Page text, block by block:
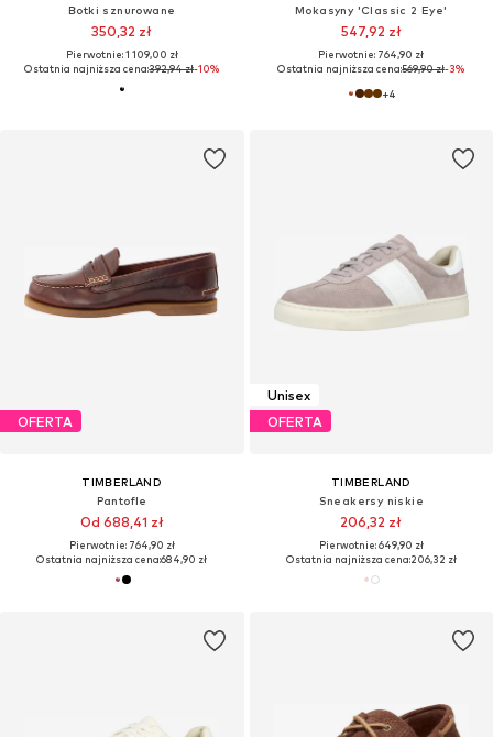
Botki sznurowane
350,32 zł
Pierwotnie: 1 109,00 zł
Ostatnia najniższa cena:392,94 zł-10%
Mokasyny 'Classic 2 Eye'
547,92 zł
Pierwotnie: 764,90 zł
Ostatnia najniższa cena:569,90 zł-3%
+4
OFERTA
TIMBERLAND
Pantofle
Od 688,41 zł
Pierwotnie: 764,90 zł
Ostatnia najniższa cena:684,90 zł
Unisex
OFERTA
TIMBERLAND
Sneakersy niskie
206,32 zł
Pierwotnie: 649,90 zł
Ostatnia najniższa cena:206,32 zł